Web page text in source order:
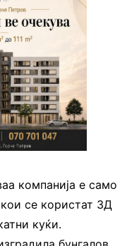
компанија е само
се користат 3Д
куќи.